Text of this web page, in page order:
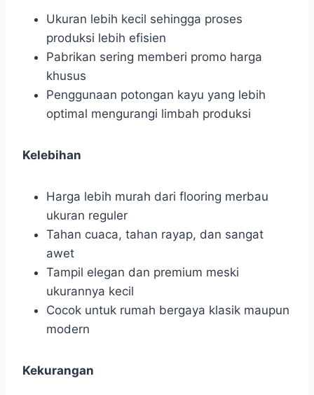
Ukuran lebih kecil sehingga proses
produksi lebih efisien
Pabrikan sering memberi promo harga
khusus
Penggunaan potongan kayu yang lebih
optimal mengurangi limbah produksi
Kelebihan
Harga lebih murah dari flooring merbau
ukuran reguler
Tahan cuaca, tahan rayap, dan sangat
awet
Tampil elegan dan premium meski
ukurannya kecil
Cocok untuk rumah bergaya klasik maupun
modern
Kekurangan